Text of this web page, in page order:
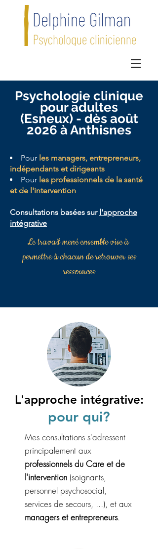
Psychologie clinique
pour adultes
(Esneux) - dès août
2026 à Anthisnes
Pour les managers, entrepreneurs,
indépendants et dirigeants
Pour les professionnels de la santé
et de l'intervention
Consultations basées sur l'approche
intégrative
Le travail mené ensemble vise à
permettre à chacun de retrouver ses
ressources
L'approche intégrative:
pour qui?
Mes consultations s'adressent
principalement aux
professionnels du Care et de
l'intervention (soignants,
personnel psychosocial,
services de secours, ...), et aux
managers et entrepreneurs.